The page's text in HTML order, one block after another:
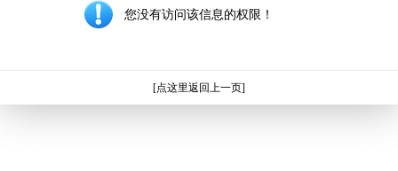
您没有访问该信息的权限！
[点这里返回上一页]